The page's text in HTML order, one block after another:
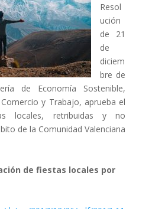
Resol
ución
de 21
de
diciem
bre de
de Economía Sostenible,
y Trabajo, aprueba el
locales, retribuidas y no
de la Comunidad Valenciana
de fiestas locales por